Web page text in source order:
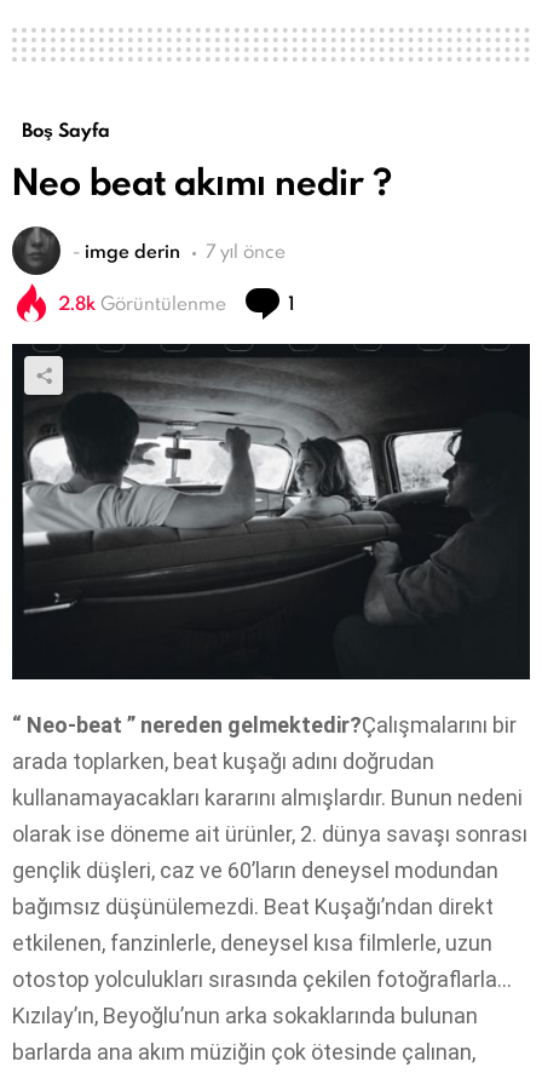
Boş Sayfa
Neo beat akımı nedir ?
- imge derin 7 yıl önce
2.8k Görüntülenme 1
“ Neo-beat ” nereden gelmektedir?Çalışmalarını bir
arada toplarken, beat kuşağı adını doğrudan
kullanamayacakları kararını almışlardır. Bunun nedeni
olarak ise döneme ait ürünler, 2. dünya savaşı sonrası
gençlik düşleri, caz ve 60’ların deneysel modundan
bağımsız düşünülemezdi. Beat Kuşağı’ndan direkt
etkilenen, fanzinlerle, deneysel kısa filmlerle, uzun
otostop yolculukları sırasında çekilen fotoğraflarla…
Kızılay’ın, Beyoğlu’nun arka sokaklarında bulunan
barlarda ana akım müziğin çok ötesinde çalınan,